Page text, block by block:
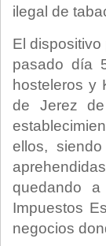
ilegal de
El
pasado día
hosteleros y
de Jerez
ellos,
quedando
Impuestos
negocios